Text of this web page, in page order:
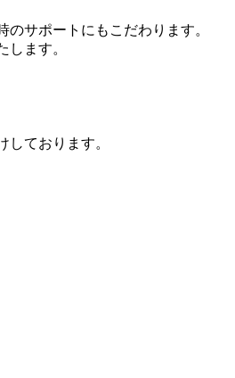
サポートにもこだわります。
ます。
ております。